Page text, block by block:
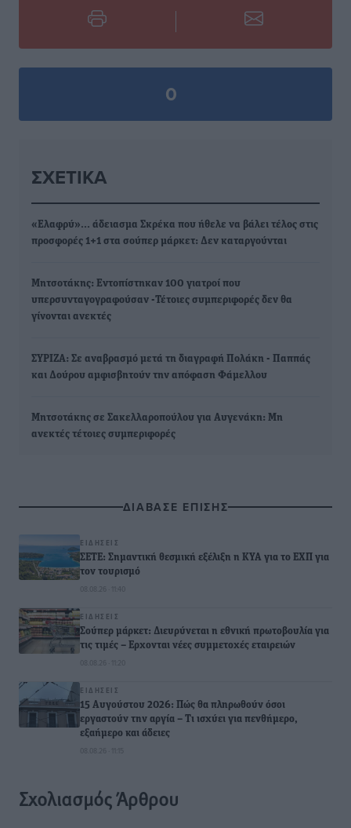
0
ΣΧΕΤΙΚΆ
«Ελαφρύ»… άδειασμα Σκρέκα που ήθελε να βάλει τέλος στις
προσφορές 1+1 στα σούπερ μάρκετ: Δεν καταργούνται
Μητσοτάκης: Εντοπίστηκαν 100 γιατροί που
υπερσυνταγογραφούσαν -Τέτοιες συμπεριφορές δεν θα
γίνονται ανεκτές
ΣΥΡΙΖΑ: Σε αναβρασμό μετά τη διαγραφή Πολάκη - Παππάς
και Δούρου αμφισβητούν την απόφαση Φάμελλου
Μητσοτάκης σε Σακελλαροπούλου για Αυγενάκη: Μη
ανεκτές τέτοιες συμπεριφορές
ΔΙΑΒΑΣΕ ΕΠΙΣΗΣ
ΕΙΔΉΣΕΙΣ
ΣΕΤΕ: Σημαντική θεσμική εξέλιξη η ΚΥΑ για το ΕΧΠ για
τον τουρισμό
08.08.26 · 11:40
ΕΙΔΉΣΕΙΣ
Σούπερ μάρκετ: Διευρύνεται η εθνική πρωτοβουλία για
τις τιμές – Eρχονται νέες συμμετοχές εταιρειών
ΕΙΔΉΣΕΙΣ
15 Αυγούστου 2026: Πώς θα πληρωθούν όσοι
εργαστούν την αργία – Τι ισχύει για πενθήμερο,
εξαήμερο και άδειες
Σχολιασμός Άρθρου